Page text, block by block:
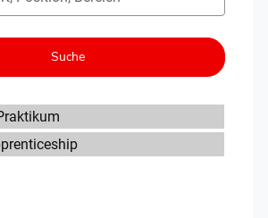
Suche